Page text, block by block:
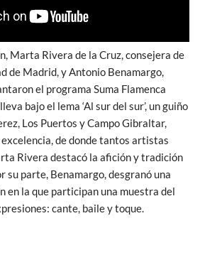
Marta Rivera de la Cruz, consejera de
de Madrid, y Antonio Benamargo,
el programa Suma Flamenca
bajo el lema ‘Al sur del sur’, un guiño
Los Puertos y Campo Gibraltar,
de donde tantos artistas
Rivera destacó la afición y tradición
su parte, Benamargo, desgranó una
en la que participan una muestra del
cante, baile y toque.